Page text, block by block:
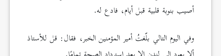
أصيب بنوبة قلبية قبل أيام، فادع له.
وفي اليوم التالي بلّغتُ أمير المؤمنين الخبر، فقال: قل للأستاذ